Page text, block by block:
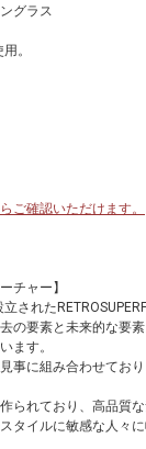
グラス
。
ご確認いただけます。
チャー】
された
の要素と未来的な要
ます。
事に組み合わせてお
られており、高品質
タイルに敏感な人々